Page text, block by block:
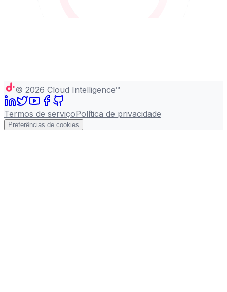
© 2026 Cloud Intelligence™
Termos de serviçoPolítica de privacidade
Preferências de cookies